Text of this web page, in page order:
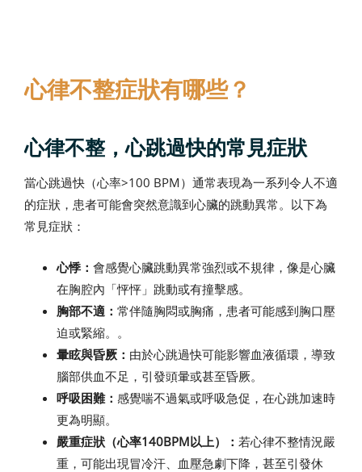
心律不整症狀有哪些？
心律不整，心跳過快的常見症狀
當心跳過快（心率>100 BPM）通常表現為一系列令人不適
的症狀，患者可能會突然意識到心臟的跳動異常。以下為
常見症狀：
心悸： 會感覺心臟跳動異常強烈或不規律，像是心臟
在胸腔內「怦怦」跳動或有撞擊感。
胸部不適： 常伴隨胸悶或胸痛，患者可能感到胸口壓
迫或緊縮。。
暈眩與昏厥： 由於心跳過快可能影響血液循環，導致
腦部供血不足，引發頭暈或甚至昏厥。
呼吸困難： 感覺喘不過氣或呼吸急促，在心跳加速時
更為明顯。
嚴重症狀（心率140BPM以上）： 若心律不整情況嚴
重，可能出現冒冷汗、血壓急劇下降，甚至引發休